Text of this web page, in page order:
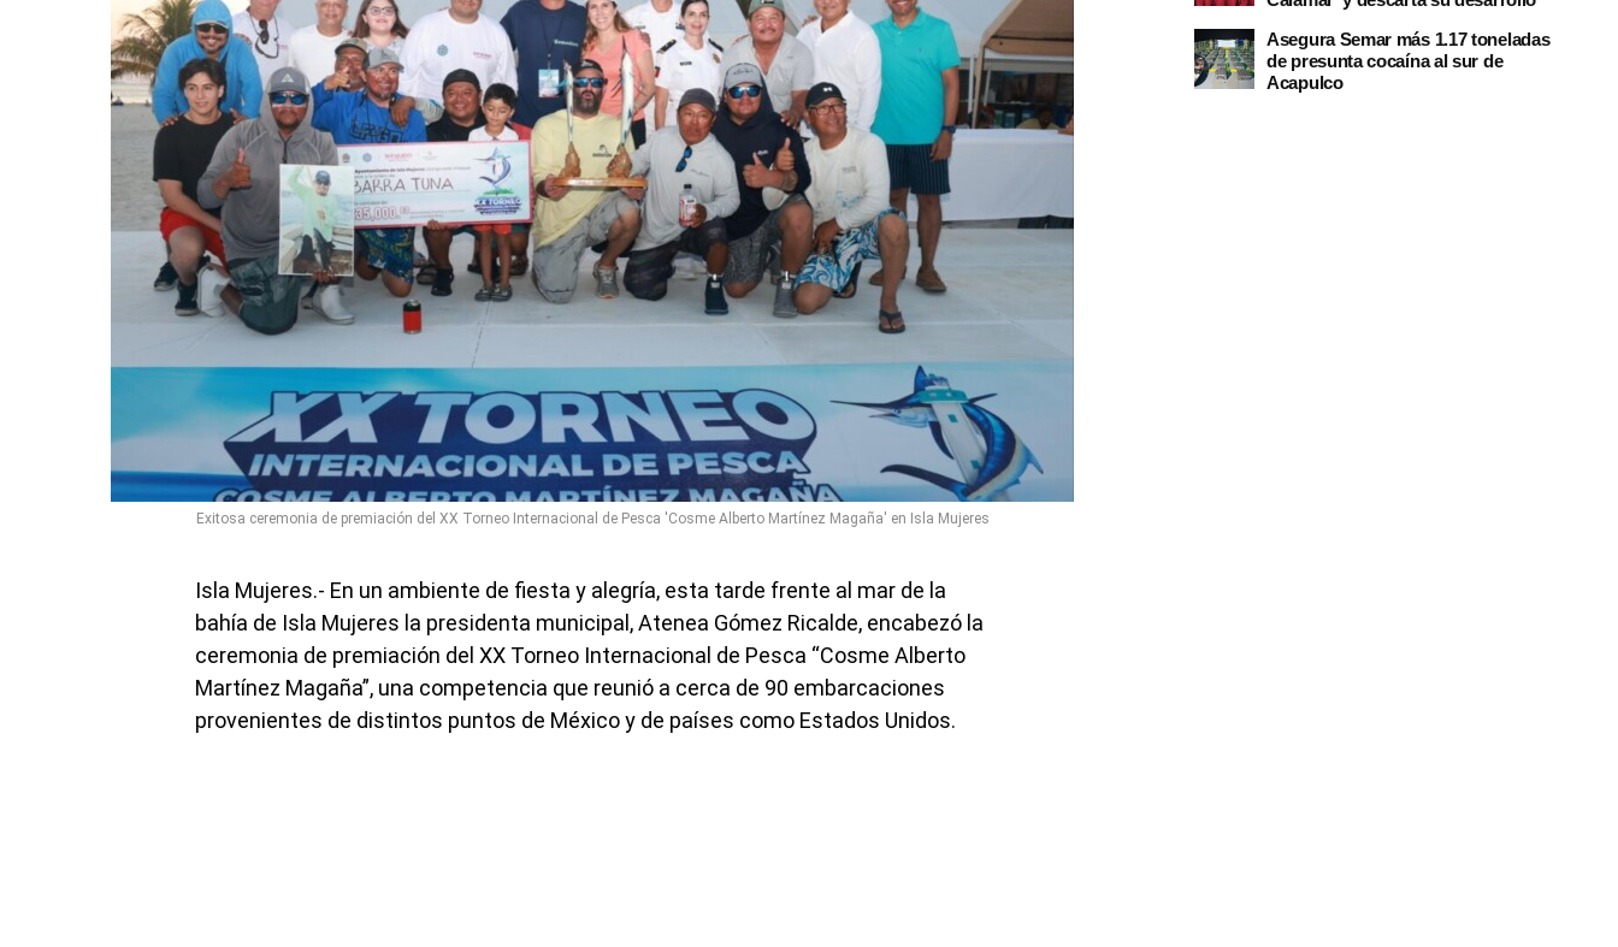
Exitosa ceremonia de premiación del XX Torneo Internacional de Pesca 'Cosme Alberto Martínez Magaña' en Isla Mujeres
Isla Mujeres.- En un ambiente de fiesta y alegría, esta tarde frente al mar de la
bahía de Isla Mujeres la presidenta municipal, Atenea Gómez Ricalde, encabezó la
ceremonia de premiación del XX Torneo Internacional de Pesca “Cosme Alberto
Martínez Magaña”, una competencia que reunió a cerca de 90 embarcaciones
provenientes de distintos puntos de México y de países como Estados Unidos.
Asegura Semar más 1.17 toneladas
de presunta cocaína al sur de
Acapulco